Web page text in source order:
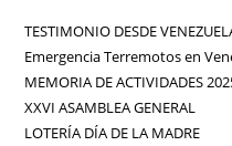
TESTIMONIO DESDE
Emergencia Terremotos en
MEMORIA DE ACTIVIDADES
XXVI ASAMBLEA GENERAL
LOTERÍA DÍA DE LA MADRE